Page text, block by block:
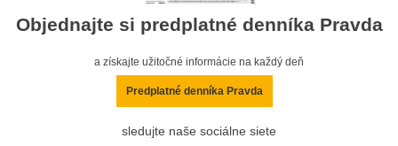
Objednajte si predplatné denníka Pravda
a získajte užitočné informácie na každý deň
Predplatné denníka Pravda
sledujte naše sociálne siete